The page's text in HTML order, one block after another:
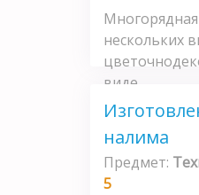
нескольких
виде...
налима
Предмет:
5